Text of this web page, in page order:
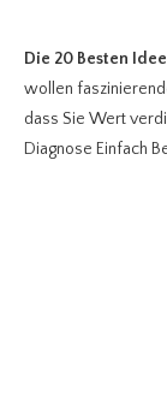
Die 20 Besten
wollen
dass Sie Wert
Diagnose Einfach